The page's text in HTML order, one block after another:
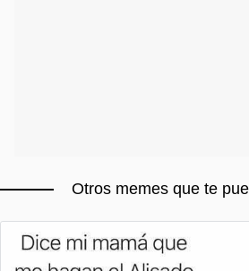
Otros memes que te